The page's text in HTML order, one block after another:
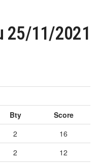
25/11/2021
Bty
Score
2
16
2
12